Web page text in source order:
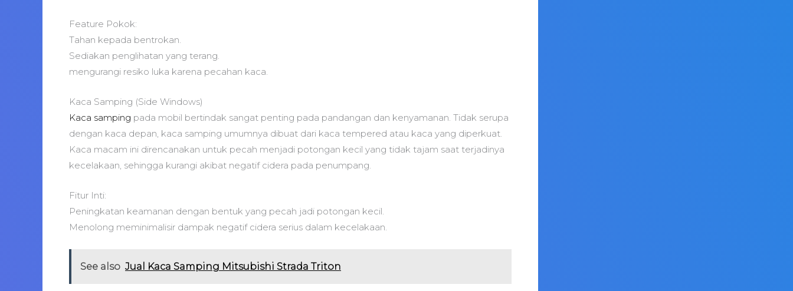
Feature Pokok:
Tahan kepada bentrokan.
Sediakan penglihatan yang terang.
mengurangi resiko luka karena pecahan kaca.
Kaca Samping (Side Windows)
Kaca samping pada mobil bertindak sangat penting pada pandangan dan kenyamanan. Tidak serupa
dengan kaca depan, kaca samping umumnya dibuat dari kaca tempered atau kaca yang diperkuat.
Kaca macam ini direncanakan untuk pecah menjadi potongan kecil yang tidak tajam saat terjadinya
kecelakaan, sehingga kurangi akibat negatif cidera pada penumpang.
Fitur Inti:
Peningkatan keamanan dengan bentuk yang pecah jadi potongan kecil.
Menolong meminimalisir dampak negatif cidera serius dalam kecelakaan.
See also Jual Kaca Samping Mitsubishi Strada Triton